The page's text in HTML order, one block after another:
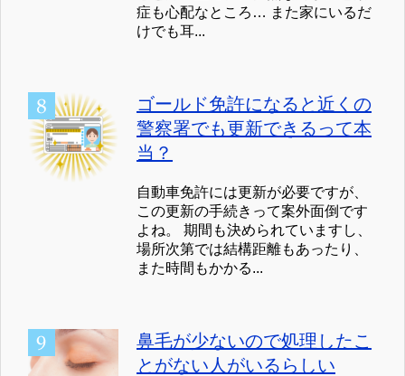
症も心配なところ… また家にいるだ
けでも耳...
ゴールド免許になると近くの
警察署でも更新できるって本
当？
自動車免許には更新が必要ですが、
この更新の手続きって案外面倒です
よね。 期間も決められていますし、
場所次第では結構距離もあったり、
また時間もかかる...
鼻毛が少ないので処理したこ
とがない人がいるらしい